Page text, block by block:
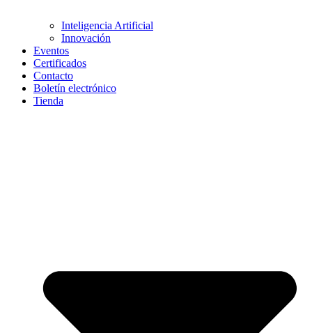
Inteligencia Artificial
Innovación
Eventos
Certificados
Contacto
Boletín electrónico
Tienda